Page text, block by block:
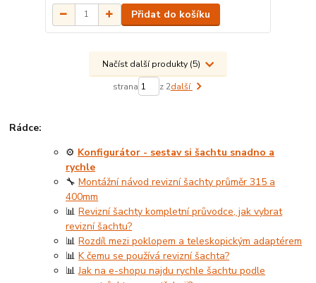
Přidat do košíku
Načíst další produkty (5)
strana z 2další
Rádce:
⚙️ Konfigurátor - sestav si šachtu snadno a
rychle
🔧Montážní návod revizní šachty průměr 315 a
400mm
📊Revizní šachty kompletní průvodce, jak vybrat
revizní šachtu?
📊Rozdíl mezi poklopem a teleskopickým adaptérem
📊K čemu se používá revizní šachta?
📊Jak na e-shopu najdu rychle šachtu podle